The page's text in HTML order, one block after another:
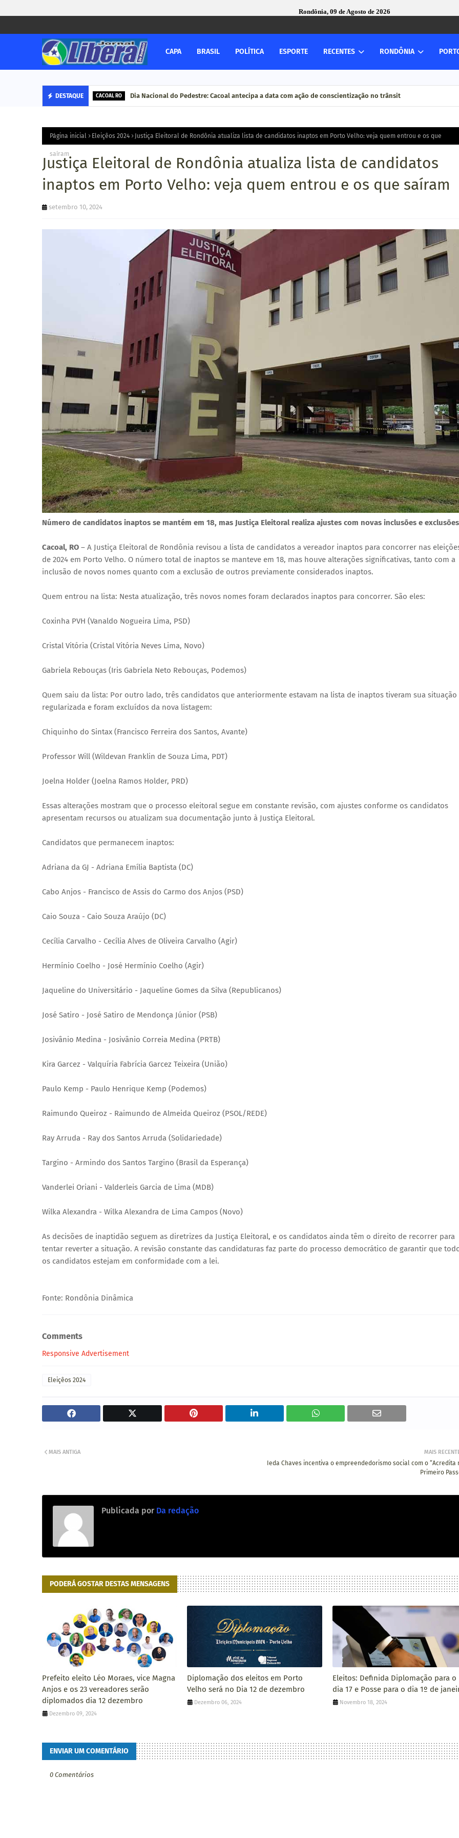
Rondônia, 09 de Agosto de 2026
CAPA BRASIL POLÍTICA ESPORTE RECENTES RONDÔNIA
DESTAQUE CACOAL RO Dia Nacional do Pedestre: Cacoal antecipa a data com ação de conscientização no trânsit
DESTAQUE Corregedoria-Geral do MPRO debate aperfeiçoamento do MP brasileiro em reunião do CNCGMPEU,
Página inicial Eleiçêos 2024 Justiça Eleitoral de Rondônia atualiza lista de candidatos inaptos em Porto Velho: veja quem entrou e os que
saíram
Justiça Eleitoral de Rondônia atualiza lista de candidatos
inaptos em Porto Velho: veja quem entrou e os que saíram
setembro 10, 2024
Número de candidatos inaptos se mantém em 18, mas Justiça Eleitoral realiza ajustes com novas inclusões e
Cacoal, RO – A Justiça Eleitoral de Rondônia revisou a lista de candidatos a vereador inaptos para concorrer nas
de 2024 em Porto Velho. O número total de inaptos se manteve em 18, mas houve alterações significativas, tanto com a
inclusão de novos nomes quanto com a exclusão de outros previamente considerados inaptos.
Quem entrou na lista: Nesta atualização, três novos nomes foram declarados inaptos para concorrer. São eles:
Coxinha PVH (Vanaldo Nogueira Lima, PSD)
Cristal Vitória (Cristal Vitória Neves Lima, Novo)
Gabriela Rebouças (Iris Gabriela Neto Rebouças, Podemos)
Quem saiu da lista: Por outro lado, três candidatos que anteriormente estavam na lista de inaptos tiveram sua situação
regularizada e foram excluídos da nova listagem:
Chiquinho do Sintax (Francisco Ferreira dos Santos, Avante)
Professor Will (Wildevan Franklin de Souza Lima, PDT)
Joelna Holder (Joelna Ramos Holder, PRD)
Essas alterações mostram que o processo eleitoral segue em constante revisão, com ajustes conforme os candidatos
apresentam recursos ou atualizam sua documentação junto à Justiça Eleitoral.
Candidatos que permanecem inaptos:
Adriana da GJ - Adriana Emília Baptista (DC)
Cabo Anjos - Francisco de Assis do Carmo dos Anjos (PSD)
Caio Souza - Caio Souza Araújo (DC)
Cecília Carvalho - Cecília Alves de Oliveira Carvalho (Agir)
Hermínio Coelho - José Hermínio Coelho (Agir)
Jaqueline do Universitário - Jaqueline Gomes da Silva (Republicanos)
José Satiro - José Satiro de Mendonça Júnior (PSB)
Josivânio Medina - Josivânio Correia Medina (PRTB)
Kira Garcez - Valquíria Fabrícia Garcez Teixeira (União)
Paulo Kemp - Paulo Henrique Kemp (Podemos)
Raimundo Queiroz - Raimundo de Almeida Queiroz (PSOL/REDE)
Ray Arruda - Ray dos Santos Arruda (Solidariedade)
Targino - Armindo dos Santos Targino (Brasil da Esperança)
Vanderlei Oriani - Valderleis Garcia de Lima (MDB)
Wilka Alexandra - Wilka Alexandra de Lima Campos (Novo)
As decisões de inaptidão seguem as diretrizes da Justiça Eleitoral, e os candidatos ainda têm o direito de recorrer para
tentar reverter a situação. A revisão constante das candidaturas faz parte do processo democrático de garantir que
os candidatos estejam em conformidade com a lei.
Fonte: Rondônia Dinâmica
Comments
Responsive Advertisement
Eleiçêos 2024
MAIS
Ieda Chaves incentiva o empreendedorismo social com o “Acredita
Primeiro
MAIS ANTIGA
Publicada por Da redação
PODERÁ GOSTAR DESTAS MENSAGENS
Prefeito eleito Léo Moraes, vice Magna
Anjos e os 23 vereadores serão
diplomados dia 12 dezembro
Dezembro 09, 2024
Diplomação dos eleitos em Porto
Velho será no Dia 12 de dezembro
Dezembro 06, 2024
Eleitos: Definida Diplomação para o
dia 17 e Posse para o dia 1º de
Novembro 18, 2024
ENVIAR UM COMENTÁRIO
0 Comentários